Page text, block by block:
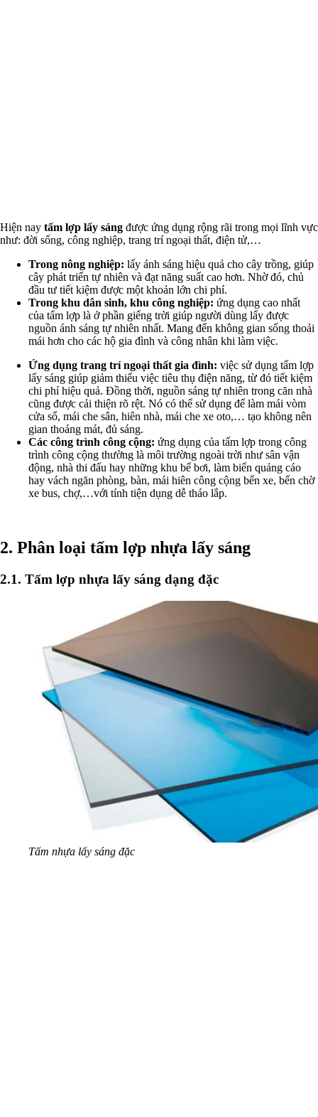
Hiện nay tấm lợp lấy sáng được ứng dụng rộng rãi trong mọi lĩnh vực
như: đời sống, công nghiệp, trang trí ngoại thất, điện tử,…
Trong nông nghiệp: lấy ánh sáng hiệu quả cho cây trồng, giúp
cây phát triển tự nhiên và đạt năng suất cao hơn. Nhờ đó, chủ
đầu tư tiết kiệm được một khoản lớn chi phí.
Trong khu dân sinh, khu công nghiệp: ứng dụng cao nhất
của tấm lợp là ở phần giếng trời giúp người dùng lấy được
nguồn ánh sáng tự nhiên nhất. Mang đến không gian sống thoải
mái hơn cho các hộ gia đình và công nhân khi làm việc.
Ứng dụng trang trí ngoại thất gia đình: việc sử dụng tấm lợp
lấy sáng giúp giảm thiểu việc tiêu thụ điện năng, từ đó tiết kiệm
chi phí hiệu quả. Đồng thời, nguồn sáng tự nhiên trong căn nhà
cũng được cải thiện rõ rệt. Nó có thể sử dụng để làm mái vòm
cửa sổ, mái che sân, hiên nhà, mái che xe oto,… tạo không nên
gian thoáng mát, đủ sáng.
Các công trình công cộng: ứng dụng của tấm lợp trong công
trình công cộng thường là môi trường ngoài trời như sân vận
động, nhà thi đấu hay những khu bể bơi, làm biển quảng cáo
hay vách ngăn phòng, bàn, mái hiên công cộng bến xe, bến chờ
xe bus, chợ,…với tính tiện dụng dễ tháo lắp.
2. Phân loại tấm lợp nhựa lấy sáng
2.1. Tấm lợp nhựa lấy sáng dạng đặc
Tấm nhựa lấy sáng đặc